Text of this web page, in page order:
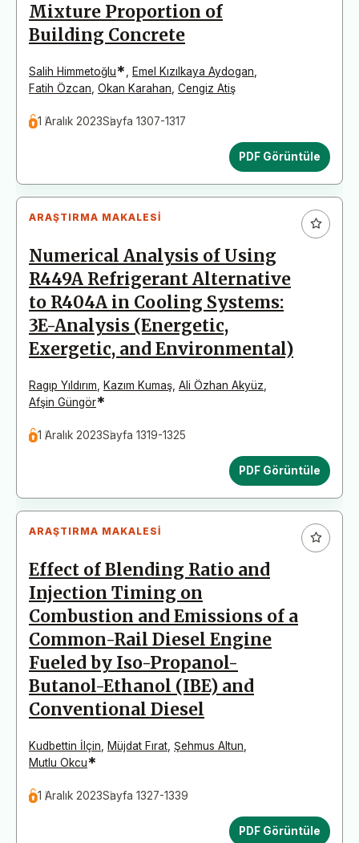
Mixture Proportion of
Building Concrete
Salih Himmetoğlu* Emel Kızılkaya Aydogan
Fatih Özcan Okan Karahan Cengiz Atiş
1 Aralık 2023Sayfa 1307-1317
PDF Görüntüle
ARAŞTIRMA MAKALESI
Numerical Analysis of Using
R449A Refrigerant Alternative
to R404A in Cooling Systems:
3E-Analysis (Energetic,
Exergetic, and Environmental)
Ragıp Yıldırım Kazım Kumaş Ali Özhan Akyüz
Afşin Güngör*
1 Aralık 2023Sayfa 1319-1325
PDF Görüntüle
ARAŞTIRMA MAKALESI
Effect of Blending Ratio and
Injection Timing on
Combustion and Emissions of a
Common-Rail Diesel Engine
Fueled by Iso-Propanol-
Butanol-Ethanol (IBE) and
Conventional Diesel
Kudbettin İlçin Müjdat Fırat Şehmus Altun
Mutlu Okcu*
1 Aralık 2023Sayfa 1327-1339
PDF Görüntüle